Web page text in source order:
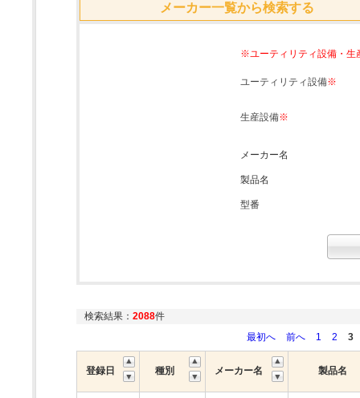
メーカー一覧から検索する
※ユーティリティ設備・生
ユーティリティ設備※
生産設備※
メーカー名
製品名
型番
検索結果： 2088件
最初へ
前へ 1 2 3
登録日 種別 メーカー名 製品名